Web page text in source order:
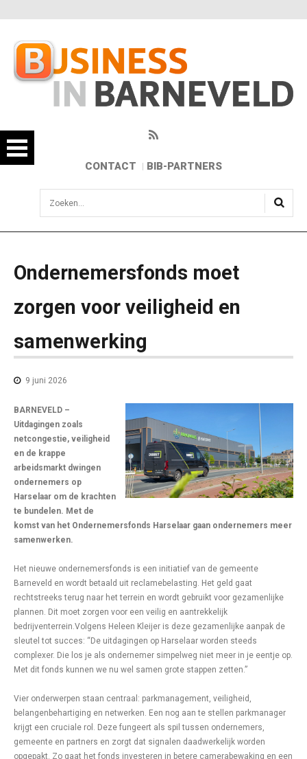
CONTACT BIB-PARTNERS
sisea.search
Ondernemersfonds moet
zorgen voor veiligheid en
samenwerking
9 juni 2026
BARNEVELD –
Uitdagingen zoals
netcongestie, veiligheid
en de krappe
arbeidsmarkt dwingen
ondernemers op
Harselaar om de krachten
te bundelen. Met de
komst van het Ondernemersfonds Harselaar gaan ondernemers meer
samenwerken.
Het nieuwe ondernemersfonds is een initiatief van de gemeente
Barneveld en wordt betaald uit reclamebelasting. Het geld gaat
rechtstreeks terug naar het terrein en wordt gebruikt voor gezamenlijke
plannen. Dit moet zorgen voor een veilig en aantrekkelijk
bedrijventerrein.Volgens Heleen Kleijer is deze gezamenlijke aanpak de
sleutel tot succes: “De uitdagingen op Harselaar worden steeds
complexer. Die los je als ondernemer simpelweg niet meer in je eentje op.
Met dit fonds kunnen we nu wel samen grote stappen zetten.”
Vier onderwerpen staan centraal: parkmanagement, veiligheid,
belangenbehartiging en netwerken. Een nog aan te stellen parkmanager
krijgt een cruciale rol. Deze fungeert als spil tussen ondernemers,
gemeente en partners en zorgt dat signalen daadwerkelijk worden
opgepakt. Zo gaat het fonds investeren in betere camerabewaking en een